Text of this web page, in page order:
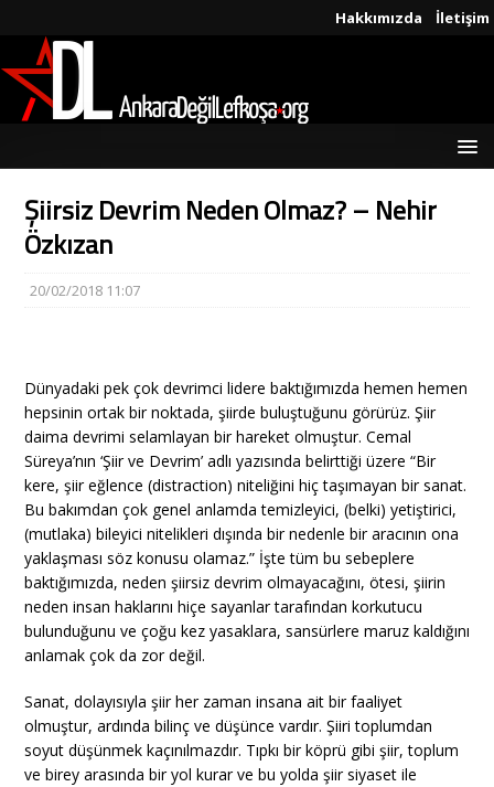
Hakkımızda İletişim
Şiirsiz Devrim Neden Olmaz? – Nehir
Özkızan
20/02/2018 11:07
Dünyadaki pek çok devrimci lidere baktığımızda hemen hemen
hepsinin ortak bir noktada, şiirde buluştuğunu görürüz. Şiir
daima devrimi selamlayan bir hareket olmuştur. Cemal
Süreya’nın ‘Şiir ve Devrim’ adlı yazısında belirttiği üzere “Bir
kere, şiir eğlence (distraction) niteliğini hiç taşımayan bir sanat.
Bu bakımdan çok genel anlamda temizleyici, (belki) yetiştirici,
(mutlaka) bileyici nitelikleri dışında bir nedenle bir aracının ona
yaklaşması söz konusu olamaz.” İşte tüm bu sebeplere
baktığımızda, neden şiirsiz devrim olmayacağını, ötesi, şiirin
neden insan haklarını hiçe sayanlar tarafından korkutucu
bulunduğunu ve çoğu kez yasaklara, sansürlere maruz kaldığını
anlamak çok da zor değil.
Sanat, dolayısıyla şiir her zaman insana ait bir faaliyet
olmuştur, ardında bilinç ve düşünce vardır. Şiiri toplumdan
soyut düşünmek kaçınılmazdır. Tıpkı bir köprü gibi şiir, toplum
ve birey arasında bir yol kurar ve bu yolda şiir siyaset ile